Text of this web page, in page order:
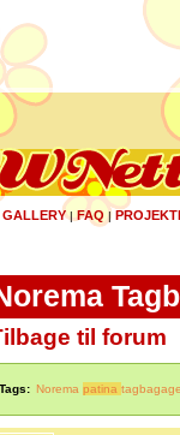
GALLERY|FAQ |
til forum
Tags: Norema patina